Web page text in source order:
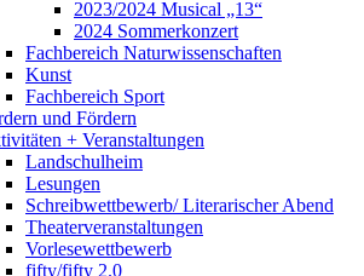
2023/2024 Musical „13“
2024 Sommerkonzert
Fachbereich Naturwissenschaften
Kunst
Fachbereich Sport
und Fördern
+ Veranstaltungen
Landschulheim
Lesungen
Schreibwettbewerb/ Literarischer Abend
Theaterveranstaltungen
Vorlesewettbewerb
fifty/fifty 2.0